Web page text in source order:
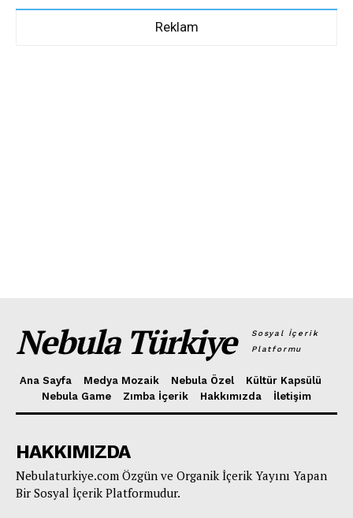
Reklam
Nebula Türkiye
Sosyal İçerik
Platformu
Ana Sayfa Medya Mozaik Nebula Özel
Kültür Kapsülü
Nebula Game
Zımba İçerik Hakkımızda İletişim
HAKKIMIZDA
Nebulaturkiye.com Özgün ve Organik İçerik Yayını Yapan
Bir Sosyal İçerik Platformudur.